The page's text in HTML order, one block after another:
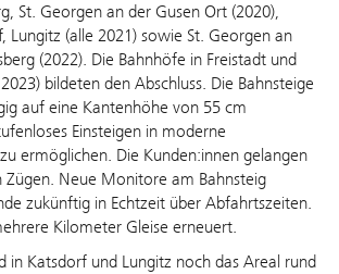
St. Georgen an der Gusen Ort (2020),
Lungitz (alle 2021) sowie St. Georgen an
(2022). Die Bahnhöfe in Freistadt und
bildeten den Abschluss. Die Bahnsteige
auf eine Kantenhöhe von 55 cm
Einsteigen in moderne
ermöglichen. Die Kunden:innen gelangen
Zügen. Neue Monitore am Bahnsteig
zukünftig in Echtzeit über Abfahrtszeiten.
Kilometer Gleise erneuert.
in Katsdorf und Lungitz noch das Areal rund